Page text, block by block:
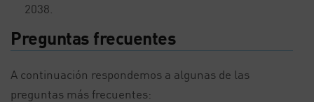
2038.
Preguntas frecuentes
A continuación respondemos a algunas de las
preguntas más frecuentes: